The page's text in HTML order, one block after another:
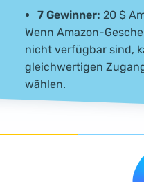
7 Gewinner: 20 $
Wenn Amazon-
nicht verfügbar sind,
gleichwertigen
wählen.